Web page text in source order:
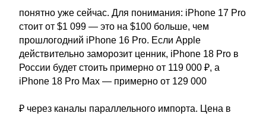
понятно уже сейчас. Для понимания: iPhone 17 Pro
стоит от $1 099 — это на $100 больше, чем
прошлогодний iPhone 16 Pro. Если Apple
действительно заморозит ценник, iPhone 18 Pro в
России будет стоить примерно от 119 000 ₽, а
iPhone 18 Pro Max — примерно от 129 000
₽ через каналы параллельного импорта. Цена в